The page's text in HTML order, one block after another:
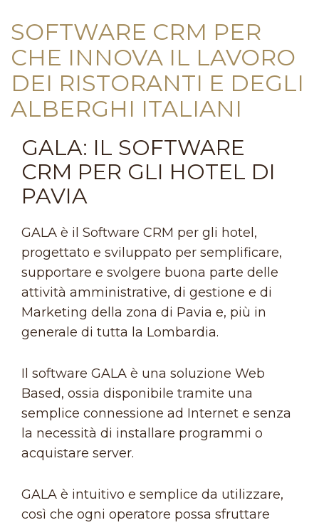
SOFTWARE CRM PER
CHE INNOVA IL LAVORO
DEI RISTORANTI E DEGLI
ALBERGHI ITALIANI
GALA: IL SOFTWARE
CRM PER GLI HOTEL DI
PAVIA
GALA è il Software CRM per gli hotel,
progettato e sviluppato per semplificare,
supportare e svolgere buona parte delle
attività amministrative, di gestione e di
Marketing della zona di Pavia e, più in
generale di tutta la Lombardia.
Il software GALA è una soluzione Web
Based, ossia disponibile tramite una
semplice connessione ad Internet e senza
la necessità di installare programmi o
acquistare server.
GALA è intuitivo e semplice da utilizzare,
così che ogni operatore possa sfruttare